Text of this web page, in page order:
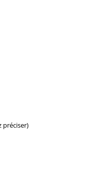
préciser)